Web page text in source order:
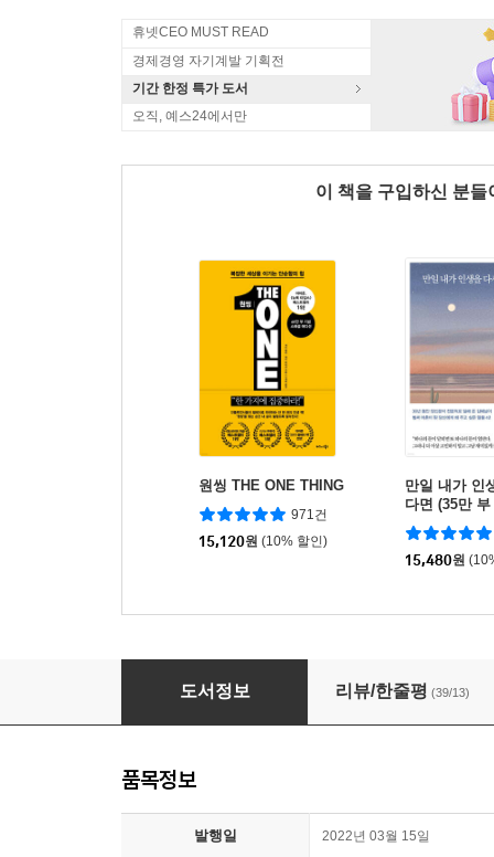
휴넷CEO MUST READ
경제경영 자기계발 기획전
기간 한정 특가 도서
오직, 예스24에서만
이 책을 구입하신 분
원씽 THE ONE THING
971건
15,120원 (10% 할인)
만일 내가 인
다면 (35만
에디션)
15,480원
지금의 나로 충분하다
도서정보 리뷰/한줄평 (39/13)
품목정보
발행일 2022년 03월 15일